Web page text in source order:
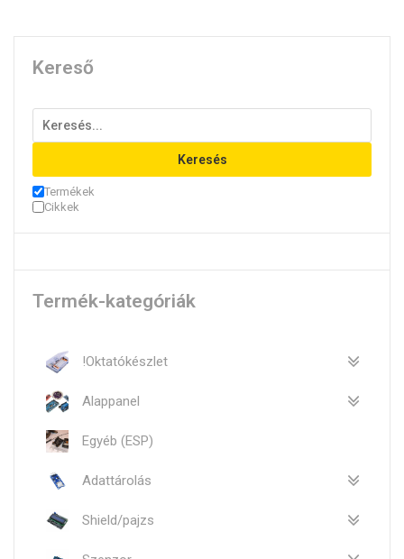
Kereső
Keresés
Termékek
Cikkek
Termék-kategóriák
!Oktatókészlet
Alappanel
Egyéb (ESP)
Adattárolás
Shield/pajzs